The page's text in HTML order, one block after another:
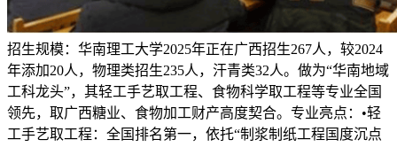
招生规模：华南理工大学2025年正在广西招生267人，较2024
年添加20人，物理类招生235人，汗青类32人。做为“华南地域
工科龙头”，其轻工手艺取工程、食物科学取工程等专业全国
领先，取广西糖业、食物加工财产高度契合。专业亮点：•轻
工手艺取工程：全国排名第一，依托“制浆制纸工程国度沉点